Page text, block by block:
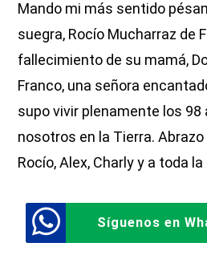
Mando mi más sentido
suegra, Rocío Mucharraz de
fallecimiento de su mamá,
Franco, una señora
supo vivir plenamente los
nosotros en la Tierra.
Rocío, Alex, Charly y a toda
Síguenos en